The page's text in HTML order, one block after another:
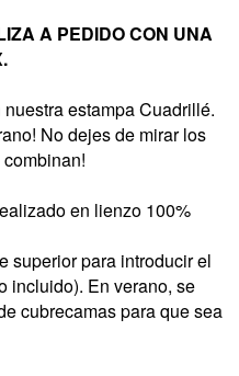
A PEDIDO CON UNA
estampa Cuadrillé.
No dejes de mirar los
en lienzo 100%
superior para introducir el
incluido). En verano, se
cubrecamas para que sea